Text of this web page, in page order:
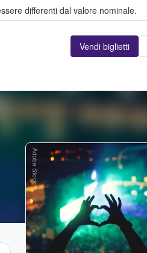
differenti dal valore nominale.
Vendi biglietti
Adobe Stock